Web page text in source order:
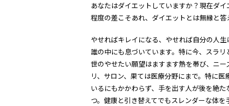
あなたはダイエットしていますか？現在ダ
程度の差こそあれ、ダイエットとは無縁と答
やせればキレイになる、やせれば自分の人
誰の中にも息づいています。特に今、スラ
世のやせたい願望はますます熱を帯び、ニ
リ、サロン、果ては医療分野にまで。特に
いるにもかかわらず、手を出す人が後を絶
つ。健康と引き替えてでもスレンダーな体